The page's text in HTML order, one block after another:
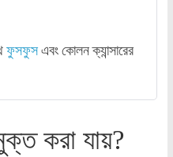
ফুসফুসএবং কোলন ক্যান্সারের
করা যায়?